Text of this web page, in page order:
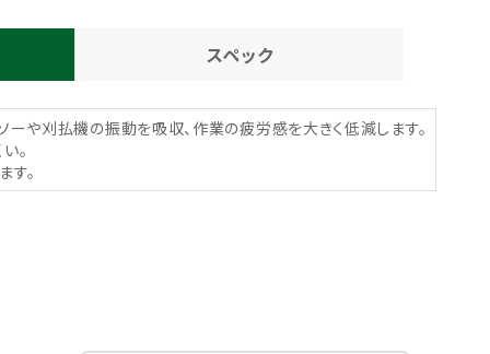
スペック
ーや刈払機の振動を吸収、作業の疲労感を大きく低減します。
。
。